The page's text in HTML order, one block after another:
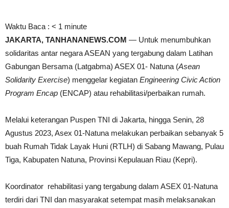
Waktu Baca : < 1 minute
JAKARTA, TANHANANEWS.COM — Untuk menumbuhkan
solidaritas antar negara ASEAN yang tergabung dalam Latihan
Gabungan Bersama (Latgabma) ASEX 01- Natuna (Asean
Solidarity Exercise) menggelar kegiatan Engineering Civic Action
Program Encap (ENCAP) atau rehabilitasi/perbaikan rumah.
Melalui keterangan Puspen TNI di Jakarta, hingga Senin, 28
Agustus 2023, Asex 01-Natuna melakukan perbaikan sebanyak 5
buah Rumah Tidak Layak Huni (RTLH) di Sabang Mawang, Pulau
Tiga, Kabupaten Natuna, Provinsi Kepulauan Riau (Kepri).
Koordinator rehabilitasi yang tergabung dalam ASEX 01-Natuna
terdiri dari TNI dan masyarakat setempat masih melaksanakan